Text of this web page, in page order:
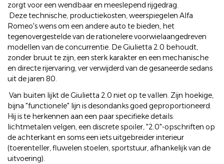
zorgt voor een wendbaar en meeslepend rijgedrag.
Deze technische, productiekosten, weerspiegelen Alfa
Romeo's wens om een andere auto te bieden, het
tegenovergestelde van de rationelere voorwielaangedreven
modellen van de concurrentie. De Giulietta 2.0 behoudt,
zonder bruut te zijn, een sterk karakter en een mechanische
en directe rijervaring, ver verwijderd van de gesaneerde sedans
uit de jaren 80.
Van buiten lijkt de Giulietta 2.0 niet op te vallen. Zijn hoekige,
bijna "functionele" lijn is desondanks goed geproportioneerd.
Hij is te herkennen aan een paar specifieke details:
lichtmetalen velgen, een discrete spoiler, "2.0"-opschriften op
de achterkant en soms een iets uitgebreider interieur
(toerenteller, fluwelen stoelen, sportstuur, afhankelijk van de
uitvoering).